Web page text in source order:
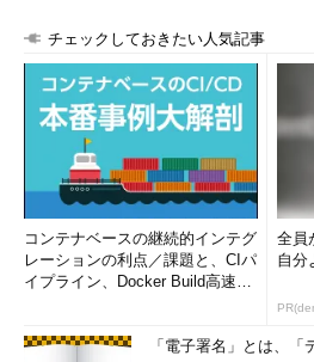
チェックしておきたい人気記事
コンテナベースの継続的インテグ
レーションの利点／課題と、CIパ
イプライン、Docker Build高速化
全員
自分
「電子署名」とは、「